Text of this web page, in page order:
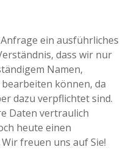
ein ausführliches
dass wir nur
Namen,
können, da
dazu verpflichtet sind.
Daten vertraulich
heute einen
freuen uns auf Sie!